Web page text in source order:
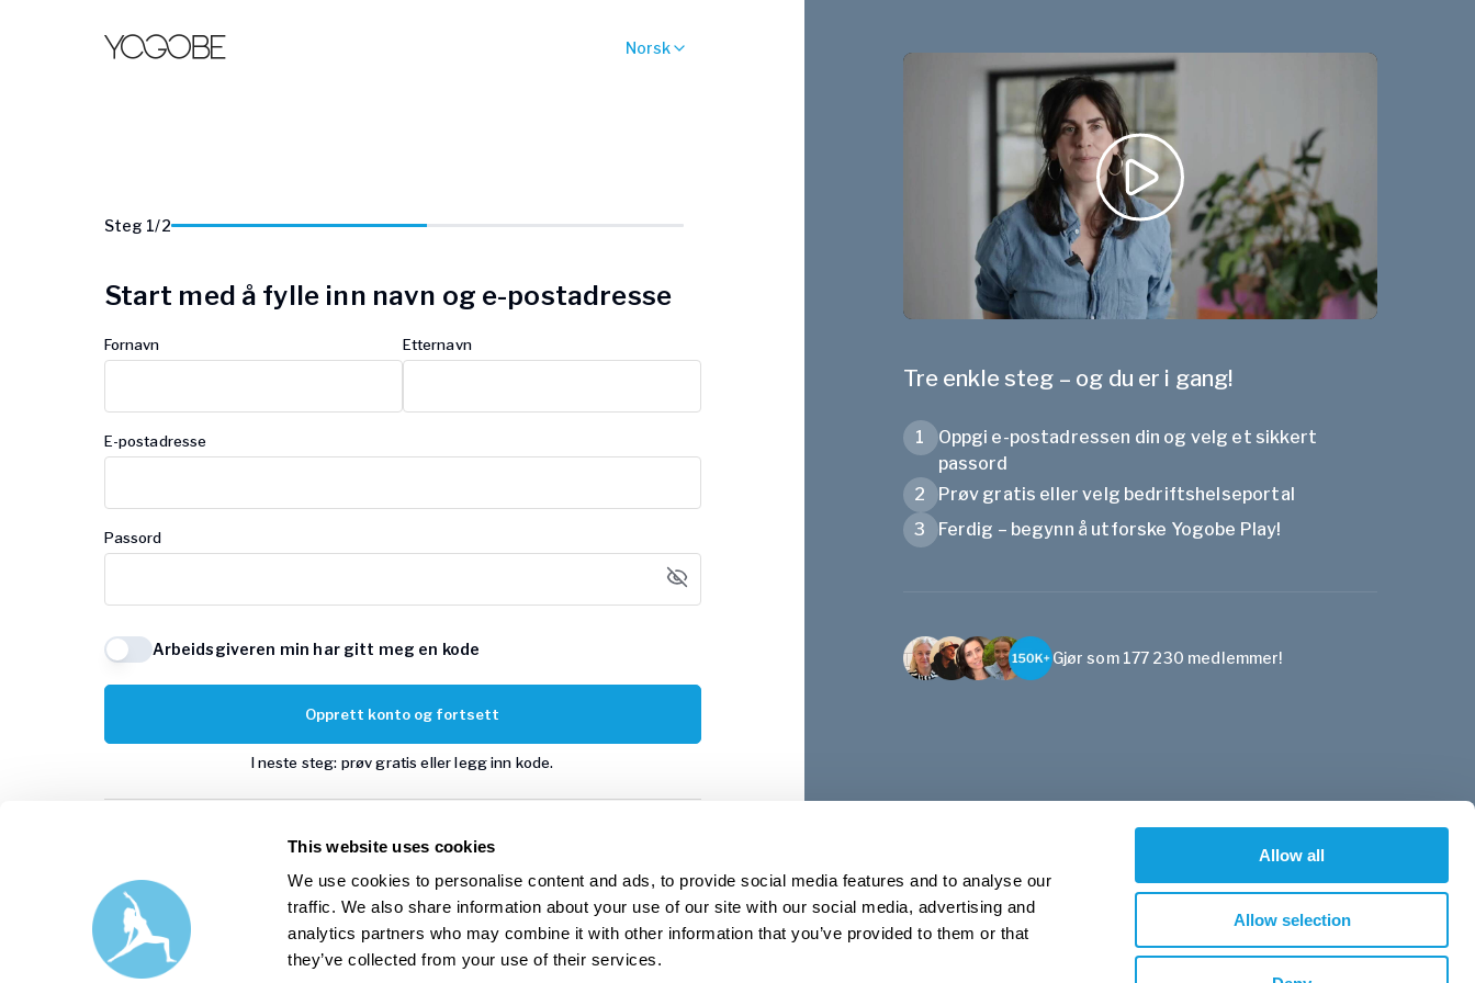
This website uses cookies
We use cookies to personalise content and ads, to provide social media features and to analyse our
traffic. We also share information about your use of our site with our social media, advertising and
analytics partners who may combine it with other information that you’ve provided to them or that
they’ve collected from your use of their services.
Allow all
Allow selection
Norsk
Steg 1/2
Start med å fylle inn navn og e-postadresse
Fornavn Etternavn
E-postadresse
Passord
Arbeidsgiveren min har gitt meg en kode
Opprett konto og fortsett
I neste steg: prøv gratis eller legg inn kode.
Har du allerede et Yogobe-konto?Logg på
Tre enkle steg – og du er i gang!
1
Oppgi e-postadressen din og velg et sikkert
passord
2
Prøv gratis eller velg bedriftshelseportal
3
Ferdig – begynn å utforske Yogobe Play!
Gjør som 177 230 medlemmer!